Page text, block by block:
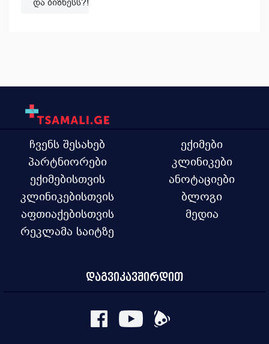
და ბიზნესს?!
ჩვენს შესახებ
პარტნიორები
ექიმებისთვის
კლინიკებისთვის
აფთიაქებისთვის
რეკლამა საიტზე
ექიმები
კლინიკები
ანოტაციები
ბლოგი
მედია
დაგვიკავშირდით